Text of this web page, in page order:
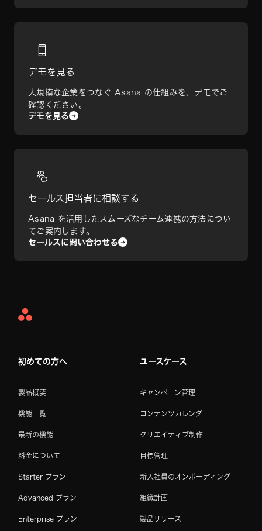
デモを見る
大規模な企業をつなぐ Asana の仕組みを、デモでご
確認ください。
デモを見る
セールス担当者に相談する
Asana を活用したスムーズなチーム連携の方法につい
てご案内します。
セールスに問い合わせる
Asana
初めての方へ
製品概要
機能一覧
最新の機能
料金について
Starter プラン
Advanced プラン
Enterprise プラン
ユースケース
キャンペーン管理
コンテンツカレンダー
クリエイティブ制作
目標管理
新入社員のオンボーディング
組織計画
製品リリース